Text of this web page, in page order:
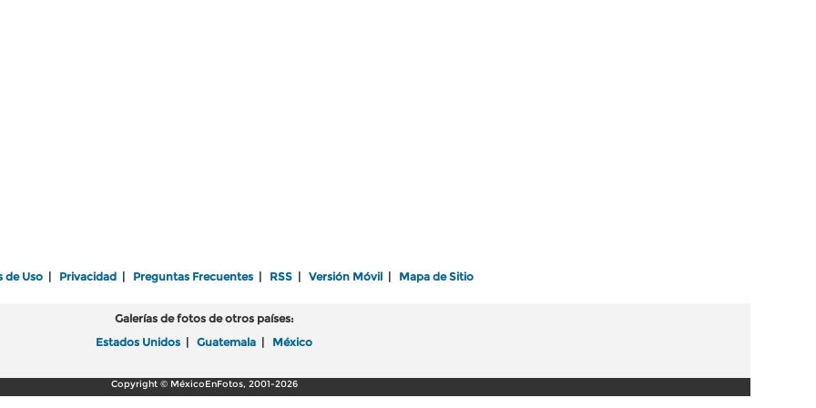
de Uso Privacidad Preguntas Frecuentes RSS Versión Móvil Mapa de Sitio
Galerías de fotos de otros países:
Estados Unidos
Guatemala México
Copyright © MéxicoEnFotos, 2001-2026